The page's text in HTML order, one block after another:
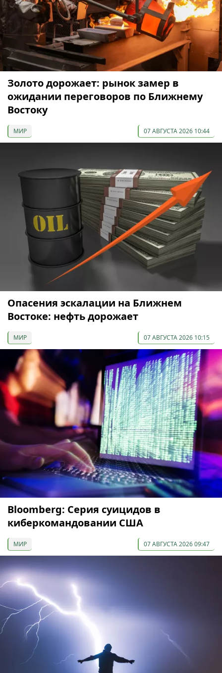
Золото дорожает: рынок замер в
ожидании переговоров по Ближнему
Востоку
МИР 07 АВГУСТА 2026 10:44
Опасения эскалации на Ближнем
Востоке: нефть дорожает
МИР 07 АВГУСТА 2026 10:15
Bloomberg: Серия суицидов в
киберкомандовании США
МИР 07 АВГУСТА 2026 09:47